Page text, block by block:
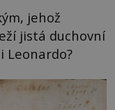
jehož
jistá duchovní
Leonardo?